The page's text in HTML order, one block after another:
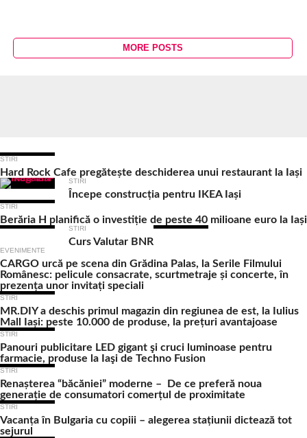
MORE POSTS
STIRI
Hard Rock Cafe pregătește deschiderea unui restaurant la Iași
STIRI
Începe construcția pentru IKEA Iași
STIRI
Berăria H planifică o investiție de peste 40 milioane euro la Iași
STIRI
Curs Valutar BNR
EVENIMENTE
CARGO urcă pe scena din Grădina Palas, la Serile Filmului
Românesc: pelicule consacrate, scurtmetraje și concerte, în
prezența unor invitați speciali
STIRI
MR.DIY a deschis primul magazin din regiunea de est, la Iulius
Mall Iași: peste 10.000 de produse, la prețuri avantajoase
STIRI
Panouri publicitare LED gigant şi cruci luminoase pentru
farmacie, produse la Iaşi de Techno Fusion
STIRI
Renașterea “băcăniei” moderne – De ce preferă noua
generație de consumatori comerțul de proximitate
STIRI
Vacanța în Bulgaria cu copiii – alegerea stațiunii dictează tot
sejurul